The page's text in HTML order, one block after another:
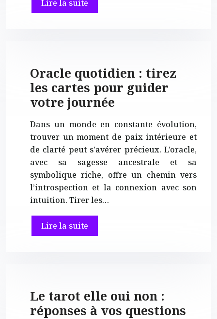
Lire la suite
Oracle quotidien : tirez
les cartes pour guider
votre journée
Dans un monde en constante évolution,
trouver un moment de paix intérieure et
de clarté peut s’avérer précieux. L’oracle,
avec sa sagesse ancestrale et sa
symbolique riche, offre un chemin vers
l’introspection et la connexion avec son
intuition. Tirer les…
Lire la suite
Le tarot elle oui non :
réponses à vos questions